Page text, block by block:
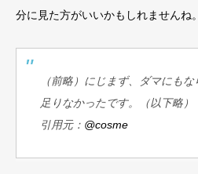
分に見た方がいいかもしれませんね。
（前略）にじまず、ダマにも
足りなかったです。（以下略）
引用元： @cosme